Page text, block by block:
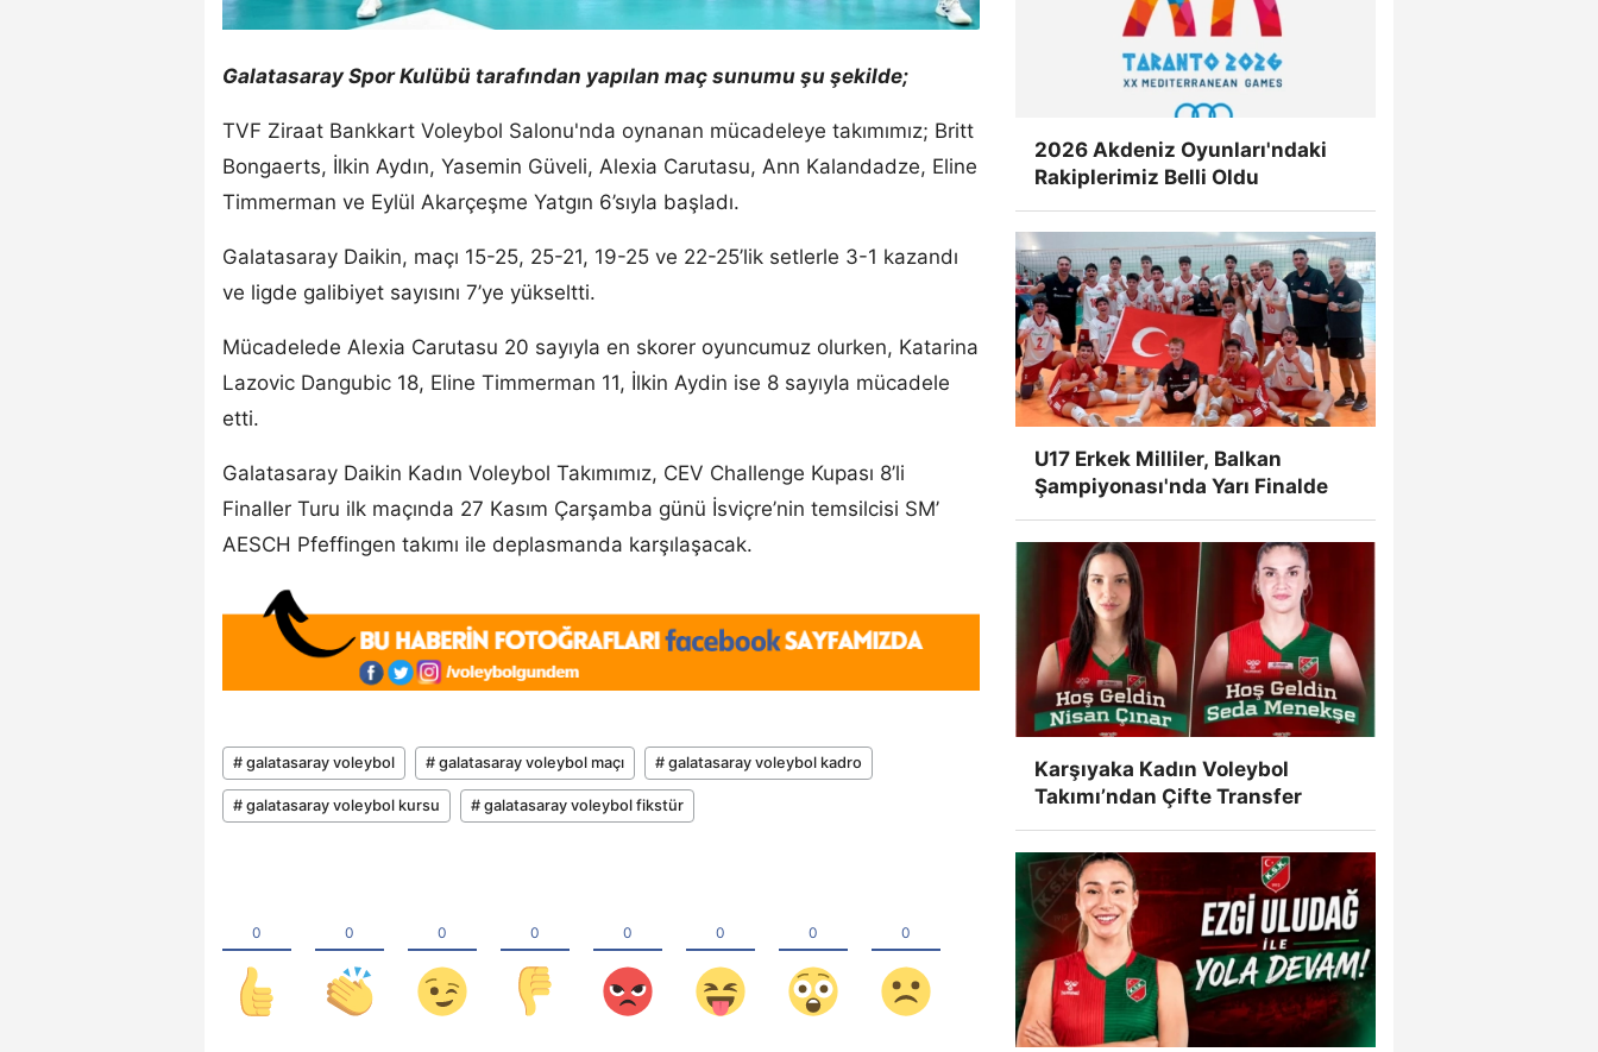
Galatasaray Spor Kulübü tarafından yapılan maç sunumu şu şekilde;
TVF Ziraat Bankkart Voleybol Salonu'nda oynanan mücadeleye takımımız; Britt
Bongaerts, İlkin Aydın, Yasemin Güveli, Alexia Carutasu, Ann Kalandadze, Eline
Timmerman ve Eylül Akarçeşme Yatgın 6’sıyla başladı.
Galatasaray Daikin, maçı 15-25, 25-21, 19-25 ve 22-25’lik setlerle 3-1 kazandı
ve ligde galibiyet sayısını 7’ye yükseltti.
Mücadelede Alexia Carutasu 20 sayıyla en skorer oyuncumuz olurken, Katarina
Lazovic Dangubic 18, Eline Timmerman 11, İlkin Aydin ise 8 sayıyla mücadele
etti.
Galatasaray Daikin Kadın Voleybol Takımımız, CEV Challenge Kupası 8’li
Finaller Turu ilk maçında 27 Kasım Çarşamba günü İsviçre’nin temsilcisi SM’
AESCH Pfeffingen takımı ile deplasmanda karşılaşacak.
# galatasaray voleybol # galatasaray voleybol maçı # galatasaray voleybol kadro
# galatasaray voleybol kursu # galatasaray voleybol fikstür
2026 Akdeniz Oyunları'ndaki
Rakiplerimiz Belli Oldu
U17 Erkek Milliler, Balkan
Şampiyonası'nda Yarı Finalde
Karşıyaka Kadın Voleybol
Takımı’ndan Çifte Transfer